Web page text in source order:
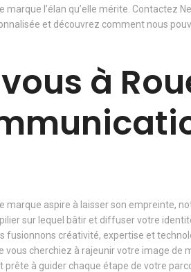
l’élan qu’elle mérite. Contactez
et découvrez comment nous
à
marque aspire à laisser son empreinte,
sur lequel bâtir et diffuser votre
fusionnons créativité, expertise et
cherchiez à rajeunir votre image de
à guider chaque étape de votre